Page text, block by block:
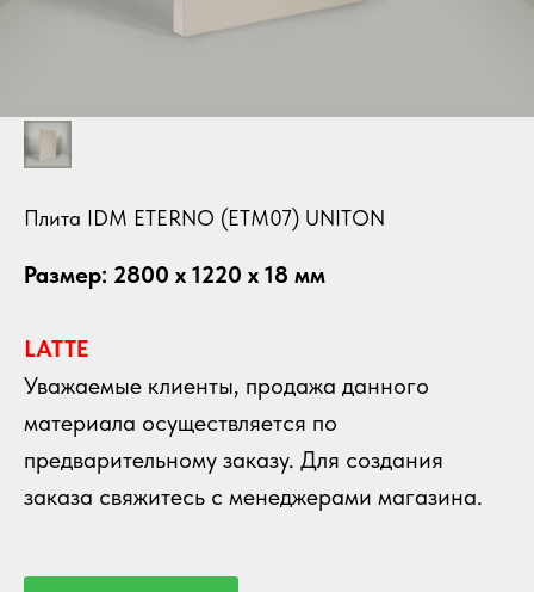
Плита IDM ETERNO (ETM07) UNITON
Размер: 2800 х 1220 х 18 мм
LATTE
Уважаемые клиенты, продажа данного
материала осуществляется по
предварительному заказу. Для создания
заказа свяжитесь с менеджерами магазина.